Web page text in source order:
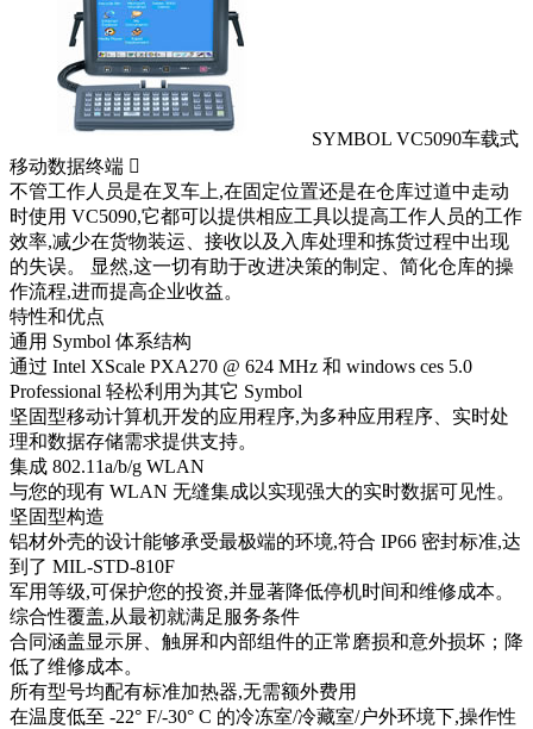
SYMBOL VC5090车载式
移动数据终端 
不管工作人员是在叉车上,在固定位置还是在仓库过道中走动
时使用 VC5090,它都可以提供相应工具以提高工作人员的工作
效率,减少在货物装运、接收以及入库处理和拣货过程中出现
的失误。 显然,这一切有助于改进决策的制定、简化仓库的操
作流程,进而提高企业收益。
特性和优点
通用 Symbol 体系结构
通过 Intel XScale PXA270 @ 624 MHz 和 windows ces 5.0
Professional 轻松利用为其它 Symbol
坚固型移动计算机开发的应用程序,为多种应用程序、实时处
理和数据存储需求提供支持。
集成 802.11a/b/g WLAN
与您的现有 WLAN 无缝集成以实现强大的实时数据可见性。
坚固型构造
铝材外壳的设计能够承受最极端的环境,符合 IP66 密封标准,达
到了 MIL-STD-810F
军用等级,可保护您的投资,并显著降低停机时间和维修成本。
综合性覆盖,从最初就满足服务条件
合同涵盖显示屏、触屏和内部组件的正常磨损和意外损坏；降
低了维修成本。
所有型号均配有标准加热器,无需额外费用
在温度低至 -22° F/-30° C 的冷冻室/冷藏室/户外环境下,操作性